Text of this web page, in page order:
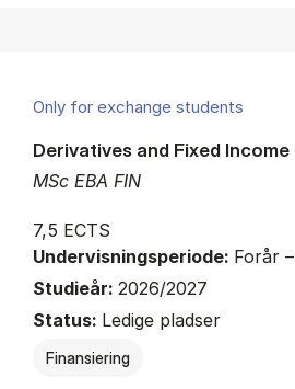
Only for exchange students
MSc EBA FIN
Derivatives and Fixed Income
7,5 ECTS
Undervisningsperiode: Forår
Studieår: 2026/2027
Status: Ledige pladser
Finansiering